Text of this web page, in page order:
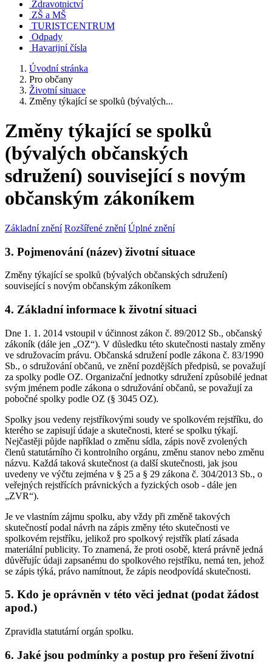
Zdravotnictví
ZŠ a MŠ
TURISTCENTRUM
Odpady
Havarijní čísla
Úvodní stránka
Pro občany
Životní situace
Změny týkající se spolků (bývalých...
Změny týkající se spolků
(bývalých občanských
sdružení) související s novým
občanským zákoníkem
Základní znění Rozšířené znění Úplné znění
3. Pojmenování (název) životní situace
Změny týkající se spolků (bývalých občanských sdružení)
související s novým občanským zákoníkem
4. Základní informace k životní situaci
Dne 1. 1. 2014 vstoupil v účinnost zákon č. 89/2012 Sb., občanský
zákoník (dále jen „OZ“). V důsledku této skutečnosti nastaly změny
ve sdružovacím právu. Občanská sdružení podle zákona č. 83/1990
Sb., o sdružování občanů, ve znění pozdějších předpisů, se považují
za spolky podle OZ. Organizační jednotky sdružení způsobilé jednat
svým jménem podle zákona o sdružování občanů, se považují za
pobočné spolky podle OZ (§ 3045 OZ).
Spolky jsou vedeny rejstříkovými soudy ve spolkovém rejstříku, do
kterého se zapisují údaje a skutečnosti, které se spolku týkají.
Nejčastěji půjde například o změnu sídla, zápis nově zvolených
členů statutárního či kontrolního orgánu, změnu stanov nebo změnu
názvu. Každá taková skutečnost (a další skutečnosti, jak jsou
uvedeny ve výčtu zejména v § 25 a § 29 zákona č. 304/2013 Sb., o
veřejných rejstřících právnických a fyzických osob - dále jen
„ZVR“).
Je ve vlastním zájmu spolku, aby vždy při změně takových
skutečností podal návrh na zápis změny této skutečnosti ve
spolkovém rejstříku, jelikož pro spolkový rejstřík platí zásada
materiální publicity. To znamená, že proti osobě, která právně jedná
důvěřujíc údaji zapsanému do spolkového rejstříku, nemá ten, jehož
se zápis týká, právo namítnout, že zápis neodpovídá skutečnosti.
5. Kdo je oprávněn v této věci jednat (podat žádost
apod.)
Zpravidla statutární orgán spolku.
6. Jaké jsou podmínky a postup pro řešení životní